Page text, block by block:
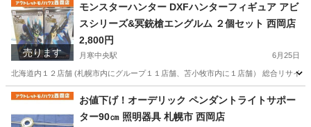
売ります
モンスターハンター DXFハンターフィギュア アビ
スシリーズ&冥銃槍エングルム ２個セット 西岡店
2,800円
月寒中央駅 6月25日
北海道内１２店舗 (札幌市内にグループ１１店舗、苫小牧市内に１店舗） 総合リサ
北海道 札幌市 月寒中央駅 フィギュア モンスターハンター
お値下げ！オーデリック ペンダントライトサポー
ター90㎝ 照明器具 札幌市 西岡店